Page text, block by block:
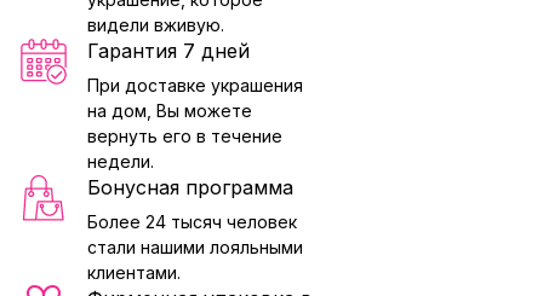
видели вживую.
Гарантия 7 дней
При доставке украшения
на дом, Вы можете
вернуть его в течение
недели.
Бонусная программа
Более 24 тысяч человек
стали нашими лояльными
клиентами.